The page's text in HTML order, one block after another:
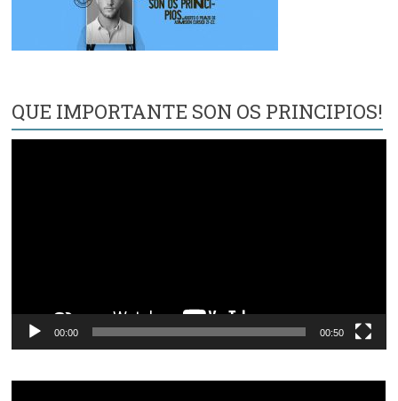
QUE IMPORTANTE SON OS PRINCIPIOS!
00:00 00:50